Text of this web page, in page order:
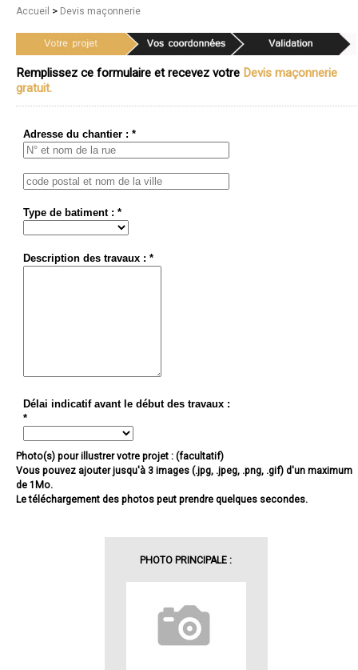
Accueil > Devis maçonnerie
Remplissez ce formulaire et recevez votre Devis maçonnerie
gratuit.
Adresse du chantier : *
Type de batiment : *
Description des travaux : *
Délai indicatif avant le début des travaux :
*
Photo(s) pour illustrer votre projet : (facultatif)
Vous pouvez ajouter jusqu'à 3 images (.jpg, .jpeg, .png, .gif) d'un maximum
de 1Mo.
Le téléchargement des photos peut prendre quelques secondes.
PHOTO PRINCIPALE :